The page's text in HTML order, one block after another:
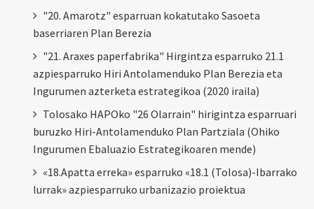
"20. Amarotz" esparruan kokatutako Sasoeta
baserriaren Plan Berezia
"21. Araxes paperfabrika" Hirgintza esparruko 21.1
azpiesparruko Hiri Antolamenduko Plan Berezia eta
Ingurumen azterketa estrategikoa (2020 iraila)
Tolosako HAPOko "26 Olarrain" hirigintza esparruari
buruzko Hiri-Antolamenduko Plan Partziala (Ohiko
Ingurumen Ebaluazio Estrategikoaren mende)
«18.Apatta erreka» esparruko «18.1 (Tolosa)-Ibarrako
lurrak» azpiesparruko urbanizazio proiektua